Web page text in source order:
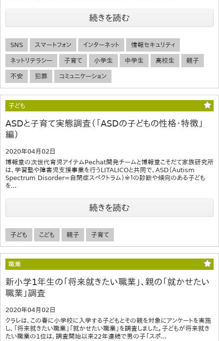
続きを読む
SNS スマートフォン インターネット 情報セキュリティ
ネットリテラシー 子育て 小学生 中学生 高校生 親子
不安 犯罪 コミュニケーション
子ども
ASDと子育て実態調査（「ASDの子どもの性格・特徴」
編）
2020年04月02日
博報堂の次世代育児アイテムPechat開発チームと博報堂こそだて家族研究所
は、学習塾や障害児支援事業を行うLITALICOと共同で、ASD（Autism
Spectrum Disorder=自閉症スペクトラム）※１の診断や傾向のある子ども
を...
続きを読む
子ども こども 親子 子育て
職業
新小学1年生の「将来就きたい職業」、親の「就かせたい
職業」調査
2020年04月02日
クラレは、この春に小学校に入学する子どもとその親を対象にアンケートを実施
し、「将来就きたい職業」「就かせたい職業」を調査しました。子どもが将来就き
たい職業の1位は、調査開始以来22年連続で男の子「スポ...